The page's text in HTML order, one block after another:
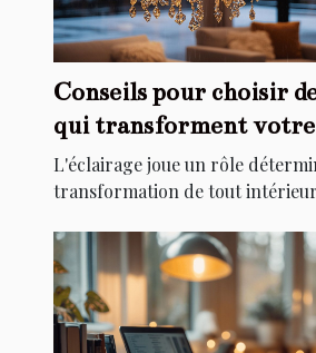
Conseils pour choisir
qui transforment
L'éclairage joue un rôle
transformation de tout